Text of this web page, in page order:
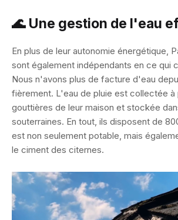
🌊 Une gestion de l'eau
En plus de leur autonomie énergétique,
sont également indépendants en ce qui
Nous n'avons plus de facture d'eau
fièrement. L'eau de pluie est collectée à
gouttières de leur maison et stockée
souterraines. En tout, ils disposent de
est non seulement potable, mais
le ciment des citernes.